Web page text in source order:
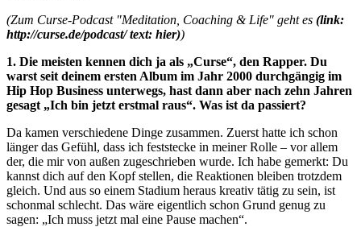
(Zum Curse-Podcast "Meditation, Coaching & Life" geht es (link:
http://curse.de/podcast/ text: hier))
1. Die meisten kennen dich ja als „Curse“, den Rapper. Du
warst seit deinem ersten Album im Jahr 2000 durchgängig im
Hip Hop Business unterwegs, hast dann aber nach zehn Jahren
gesagt „Ich bin jetzt erstmal raus“. Was ist da passiert?
Da kamen verschiedene Dinge zusammen. Zuerst hatte ich schon
länger das Gefühl, dass ich feststecke in meiner Rolle – vor allem
der, die mir von außen zugeschrieben wurde. Ich habe gemerkt: Du
kannst dich auf den Kopf stellen, die Reaktionen bleiben trotzdem
gleich. Und aus so einem Stadium heraus kreativ tätig zu sein, ist
schonmal schlecht. Das wäre eigentlich schon Grund genug zu
sagen: „Ich muss jetzt mal eine Pause machen“.